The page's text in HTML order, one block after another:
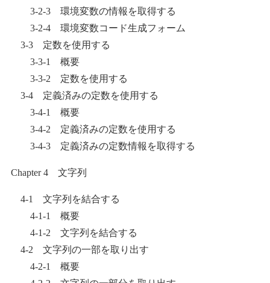
3-2-3 環境変数の情報を取得する
3-2-4 環境変数コード生成フォーム
3-3 定数を使用する
3-3-1 概要
3-3-2 定数を使用する
3-4 定義済みの定数を使用する
3-4-1 概要
3-4-2 定義済みの定数を使用する
3-4-3 定義済みの定数情報を取得する
Chapter 4 文字列
4-1 文字列を結合する
4-1-1 概要
4-1-2 文字列を結合する
4-2 文字列の一部を取り出す
4-2-1 概要